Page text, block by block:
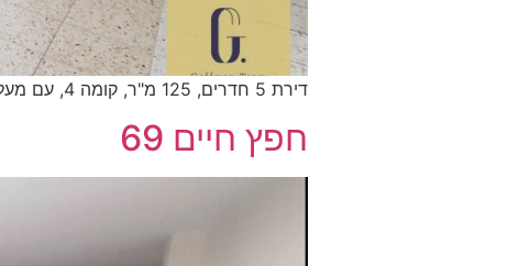
דירת 5 חדרים, 125 מ"ר, קומה 4, עם מעלית וחניה בטאבו, מחיר: 2,215,000ש"ח
חפץ חיים 69